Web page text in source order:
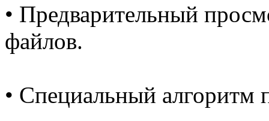
• Предварительный
файлов.
• Специальный алгоритм